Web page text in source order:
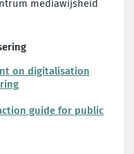
mediawijsheid
on digitalisation
guide for public